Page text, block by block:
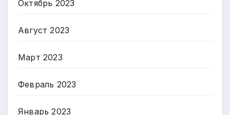
Октябрь 2023
Август 2023
Март 2023
Февраль 2023
Январь 2023